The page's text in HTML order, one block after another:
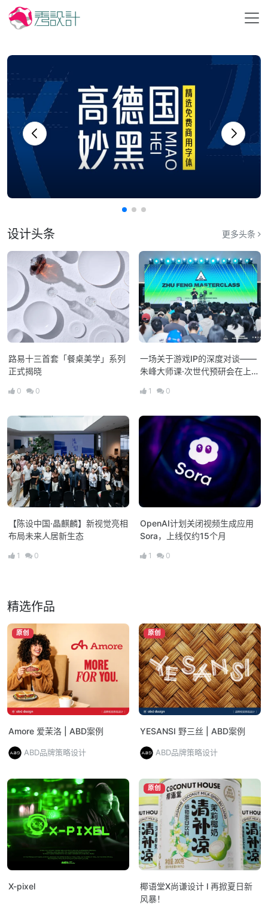
设计头条 更多头条
路易十三首套「餐桌美学」系列
正式揭晓
0 0
一场关于游戏IP的深度对谈——
朱峰大师课·次世代预研会在上海
1 0
【陈设中国·晶麒麟】新视觉亮相
布局未来人居新生态
1 0
OpenAI计划关闭视频生成应用
Sora，上线仅约15个月
1 0
精选作品
原创
Amore 爱茉洛 | ABD案例
ABD品牌策略设计
原创
YESANSI 野三丝 | ABD案例
ABD品牌策略设计
X-pixel
原创
椰语堂X尚谦设计 l 再掀夏日新
风暴！